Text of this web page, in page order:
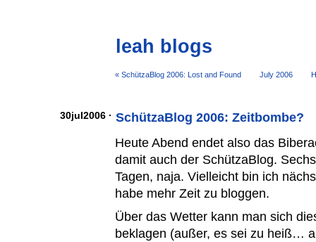
leah blogs
« SchützaBlog 2006: Lost and Found July 2006
30jul2006 · SchützaBlog 2006: Zeitbombe?
Heute Abend endet also das
damit auch der SchützaBlog.
Tagen, naja. Vielleicht bin ich
habe mehr Zeit zu bloggen.
Über das Wetter kann man sich
beklagen (außer, es sei zu heiß…